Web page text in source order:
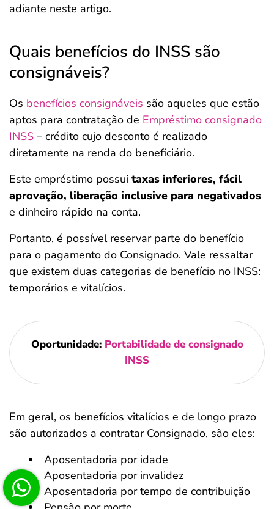
adiante neste artigo.
Quais benefícios do INSS são
consignáveis?
Os benefícios consignáveis são aqueles que estão
aptos para contratação de Empréstimo consignado
INSS – crédito cujo desconto é realizado
diretamente na renda do beneficiário.
Este empréstimo possui taxas inferiores, fácil
aprovação, liberação inclusive para negativados
e dinheiro rápido na conta.
Portanto, é possível reservar parte do benefício
para o pagamento do Consignado. Vale ressaltar
que existem duas categorias de benefício no INSS:
temporários e vitalícios.
Oportunidade: Portabilidade de consignado
INSS
Em geral, os benefícios vitalícios e de longo prazo
são autorizados a contratar Consignado, são eles:
Aposentadoria por idade
Aposentadoria por invalidez
Aposentadoria por tempo de contribuição